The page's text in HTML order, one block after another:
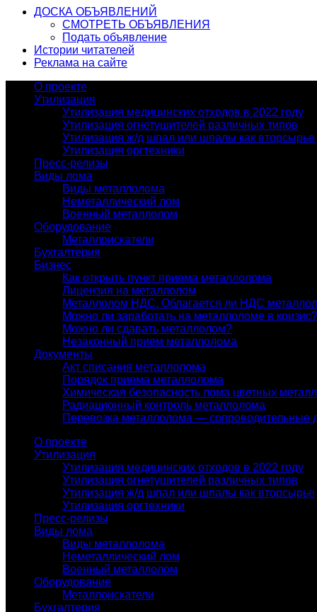
ДОСКА ОБЪЯВЛЕНИЙ
СМОТРЕТЬ ОБЪЯВЛЕНИЯ
Подать объявление
Истории читателей
Реклама на сайте
О проекте
Утилизация
Утилизация медицинских отходов в 2022 году
Утилизация огнетушителей различных типов
Утилизация ж/д шпал или шпалы как вторсырье
Утилизация оргтехники
Пресс-релизы
Виды лома
Виды металлолома
Неметаллический лом
Военный металлолом
Оборудование
Металлоискатели
Бухгалтерия
Бизнес
Как открыть пункт приема металлолома
Лицензия на металлолом
Металлолом НДС. Облагается ли НДС
Можно ли заработать на металлоломе в кризис?
Можно ли сдавать металлолом?
Незаконный прием металлолома
Документы
Акт списания металлолома
Порядок приема металлолома
Химическая безопасность лома цветных
Радиационный контроль металлолома
Перевозка металлолома — сопроводительные
О проекте
Утилизация
Утилизация медицинских отходов в 2022 году
Утилизация огнетушителей различных типов
Утилизация ж/д шпал или шпалы как вторсырье
Утилизация оргтехники
Пресс-релизы
Виды лома
Виды металлолома
Неметаллический лом
Военный металлолом
Оборудование
Металлоискатели
Бухгалтерия